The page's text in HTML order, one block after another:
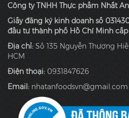
Công ty TNHH Thực phẩm Nhất An
Giấy đăng ký kinh doanh số
đầu tư thành phố Hồ Chí Minh cấp
Địa chỉ: Số 135 Nguyễn Thượng
HCM
Điện thoại: 0931847626
Email: nhatanfoodsvn@gmail.com